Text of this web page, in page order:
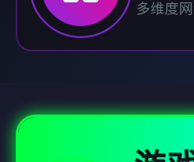
多维度